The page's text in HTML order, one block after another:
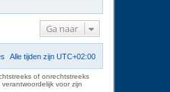
Ga naar
Alle tijden zijn UTC+02:00
of onrechtstreeks
voor zijn